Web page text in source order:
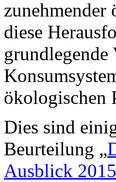
zunehmender
diese
ökologischen
Dies sind
Beurteilung „
Ausblick 2015